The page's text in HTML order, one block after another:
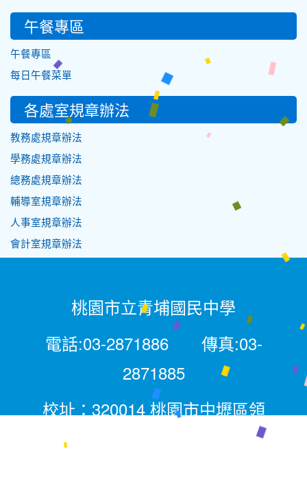
午餐專區
午餐專區
每日午餐菜單
各處室規章辦法
教務處規章辦法
學務處規章辦法
總務處規章辦法
輔導室規章辦法
人事室規章辦法
會計室規章辦法
桃園市立青埔國民中學
電話:03-2871886 傳真:03-
2871885
校址：320014 桃園市中壢區領